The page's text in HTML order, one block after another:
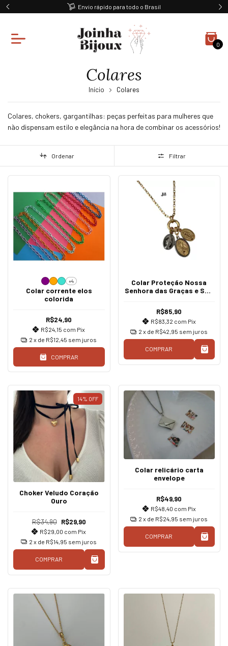
Ganhe 10% off na primeira compra
0
Colares
Início Colares
Colares, chokers, gargantilhas: peças perfeitas para mulheres que
não dispensam estilo e elegância na hora de combinar os acessórios!
Ordenar Filtrar
+4
Colar corrente elos
colorida
R$24,90
R$24,15 com Pix
2 x de R$12,45 sem juros
COMPRAR
Colar Proteção Nossa
Senhora das Graças e São
R$85,90
R$83,32 com Pix
2 x de R$42,95 sem juros
COMPRAR
14% OFF
Choker Veludo Coração
Ouro
R$34,90 R$29,90
R$29,00 com Pix
2 x de R$14,95 sem juros
COMPRAR
Colar relicário carta
envelope
R$49,90
R$48,40 com Pix
2 x de R$24,95 sem juros
COMPRAR